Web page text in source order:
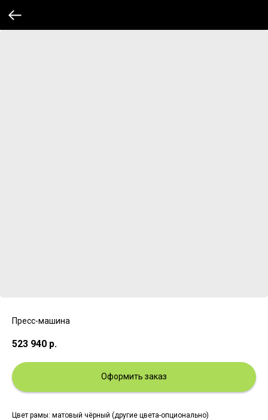
Пресс-машина
523 940 р.
Оформить заказ
Цвет рамы: матовый чёрный (другие цвета-опционально)